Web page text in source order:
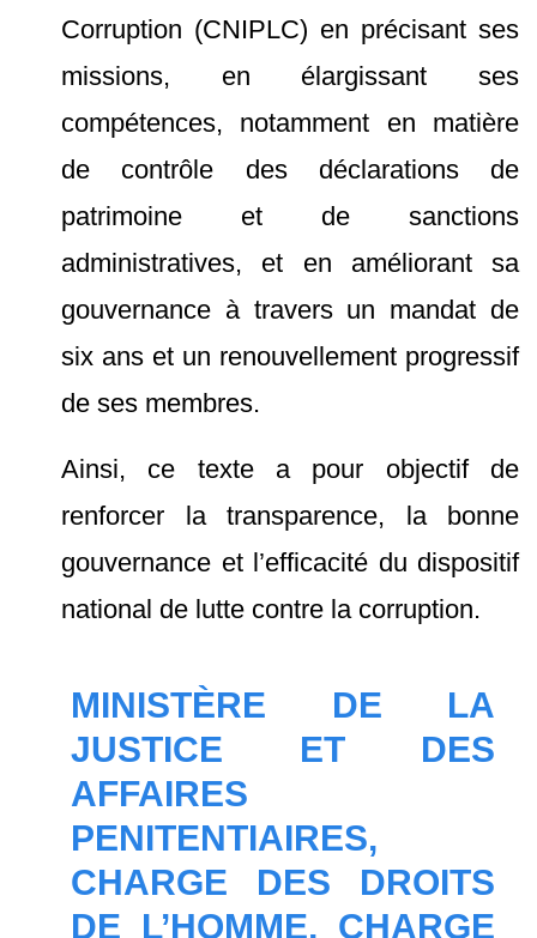
Corruption (CNIPLC) en précisant ses
missions, en élargissant ses
compétences, notamment en matière
de contrôle des déclarations de
patrimoine et de sanctions
administratives, et en améliorant sa
gouvernance à travers un mandat de
six ans et un renouvellement progressif
de ses membres.
Ainsi, ce texte a pour objectif de
renforcer la transparence, la bonne
gouvernance et l’efficacité du dispositif
national de lutte contre la corruption.
MINISTÈRE DE LA
JUSTICE ET DES
AFFAIRES
PENITENTIAIRES,
CHARGE DES DROITS
DE L’HOMME, CHARGE